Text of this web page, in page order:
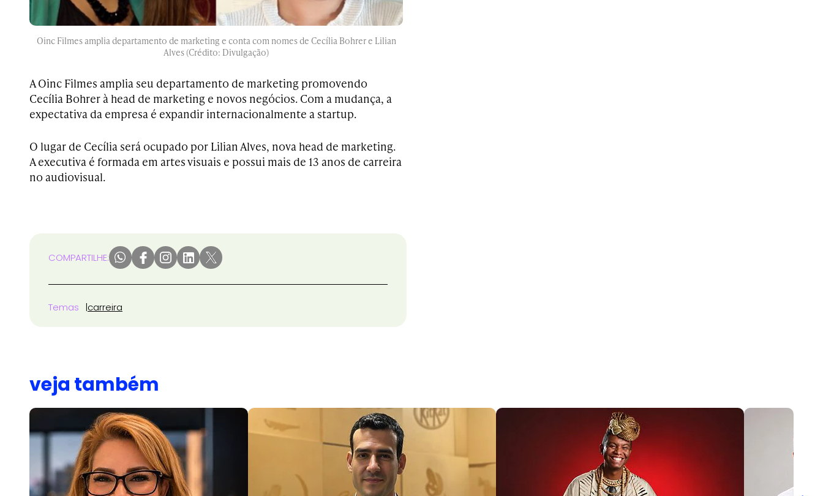
Oinc Filmes amplia departamento de marketing e conta com nomes de Cecília Bohrer e Lilian
Alves (Crédito: Divulgação)
A Oinc Filmes amplia seu departamento de marketing promovendo
Cecília Bohrer à head de marketing e novos negócios. Com a mudança, a
expectativa da empresa é expandir internacionalmente a startup.
O lugar de Cecília será ocupado por Lilian Alves, nova head de marketing.
A executiva é formada em artes visuais e possui mais de 13 anos de carreira
no audiovisual.
COMPARTILHE:
Temas carreira
veja também